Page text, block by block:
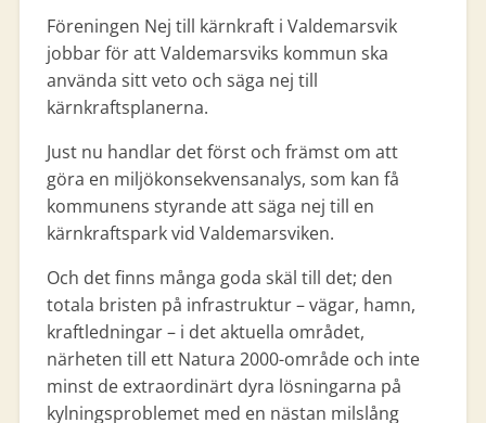
Föreningen Nej till kärnkraft i Valdemarsvik
jobbar för att Valdemarsviks kommun ska
använda sitt veto och säga nej till
kärnkraftsplanerna.
Just nu handlar det först och främst om att
göra en miljökonsekvensanalys, som kan få
kommunens styrande att säga nej till en
kärnkraftspark vid Valdemarsviken.
Och det finns många goda skäl till det; den
totala bristen på infrastruktur – vägar, hamn,
kraftledningar – i det aktuella området,
närheten till ett Natura 2000-område och inte
minst de extraordinärt dyra lösningarna på
kylningsproblemet med en nästan milslång